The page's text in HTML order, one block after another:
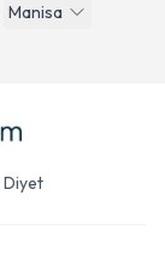
Manisa
Diyet